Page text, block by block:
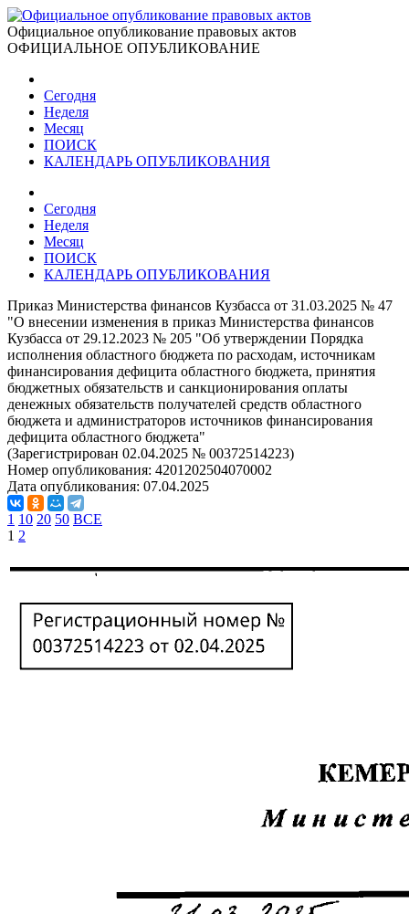
Официальное опубликование правовых актов
ОФИЦИАЛЬНОЕ ОПУБЛИКОВАНИЕ
Сегодня
Неделя
Месяц
ПОИСК
КАЛЕНДАРЬ ОПУБЛИКОВАНИЯ
Сегодня
Неделя
Месяц
ПОИСК
КАЛЕНДАРЬ ОПУБЛИКОВАНИЯ
Приказ Министерства финансов Кузбасса от 31.03.2025 № 47
"О внесении изменения в приказ Министерства финансов
Кузбасса от 29.12.2023 № 205 "Об утверждении Порядка
исполнения областного бюджета по расходам, источникам
финансирования дефицита областного бюджета, принятия
бюджетных обязательств и санкционирования оплаты
денежных обязательств получателей средств областного
бюджета и администраторов источников финансирования
дефицита областного бюджета"
(Зарегистрирован 02.04.2025 № 00372514223)
Номер опубликования: 4201202504070002
Дата опубликования: 07.04.2025
1 10 20 50 ВСЕ
1 2